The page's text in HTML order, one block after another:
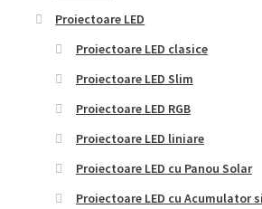
Proiectoare LED
Proiectoare LED clasice
Proiectoare LED Slim
Proiectoare LED RGB
Proiectoare LED liniare
Proiectoare LED cu Panou Solar
Proiectoare LED cu Acumulator